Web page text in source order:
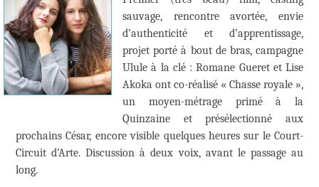
sauvage, rencontre avortée, envie
d’authenticité et d’apprentissage,
projet porté à bout de bras, campagne
Ulule à la clé : Romane Gueret et Lise
Akoka ont co-réalisé « Chasse royale »,
un moyen-métrage primé à la
Quinzaine et présélectionné aux
prochains César, encore visible quelques heures sur le Court-
Circuit d’Arte. Discussion à deux voix, avant le passage au
long.